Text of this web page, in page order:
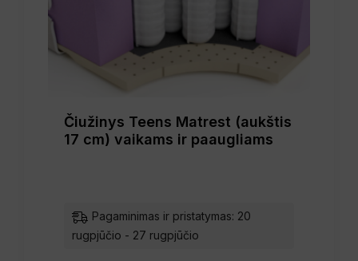
Čiužinys Teens Matrest (aukštis
17 cm) vaikams ir paaugliams
Pagaminimas ir pristatymas: 20
rugpjūčio - 27 rugpjūčio